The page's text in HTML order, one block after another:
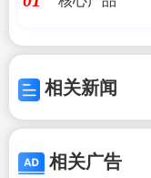
相关新闻
相关广告